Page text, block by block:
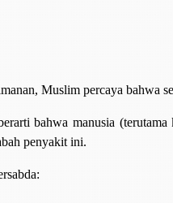
Muslim percaya bahwa
bahwa manusia
penyakit ini.